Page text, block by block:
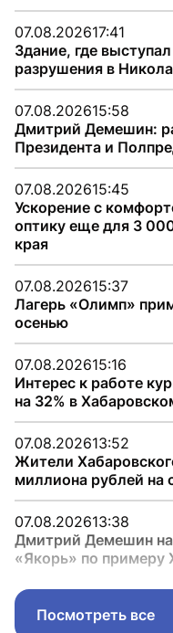
07.08.202617:41
Здание, где
разрушения в
07.08.202615:58
Дмитрий Демешин:
Президента и
07.08.202615:45
Ускорение с
оптику еще для 3
края
07.08.202615:37
Лагерь «Олимп»
осенью
07.08.202615:16
Интерес к работе
на 32% в
07.08.202613:52
Жители
миллиона рублей на
07.08.202613:38
Дмитрий Демешин
«Якорь» по примеру
Посмотреть все